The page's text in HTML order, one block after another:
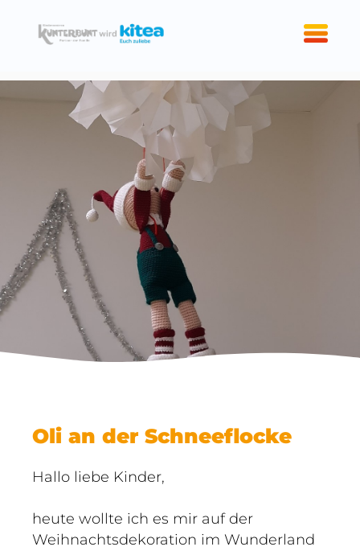
Oli an der Schneeflocke
Hallo liebe Kinder,
heute wollte ich es mir auf der
Weihnachtsdekoration im Wunderland